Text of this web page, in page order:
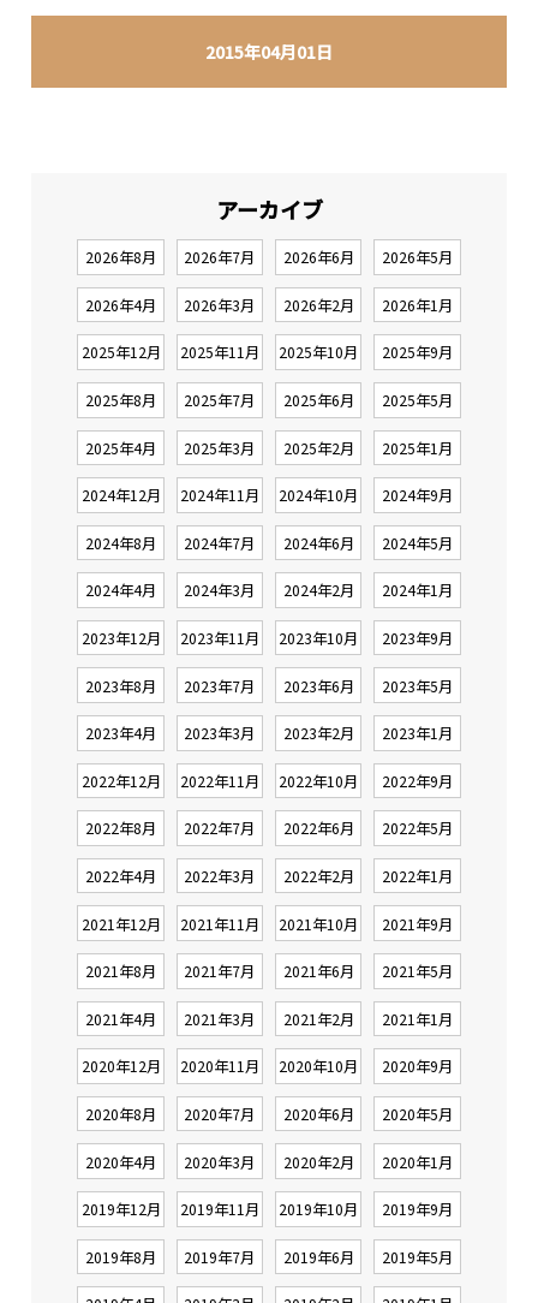
2015年04月01日
アーカイブ
2026年8月 2026年7月 2026年6月 2026年5月
2026年4月 2026年3月 2026年2月 2026年1月
2025年12月 2025年11月 2025年10月 2025年9月
2025年8月 2025年7月 2025年6月 2025年5月
2025年4月 2025年3月 2025年2月 2025年1月
2024年12月 2024年11月 2024年10月 2024年9月
2024年8月 2024年7月 2024年6月 2024年5月
2024年4月 2024年3月 2024年2月 2024年1月
2023年12月 2023年11月 2023年10月 2023年9月
2023年8月 2023年7月 2023年6月 2023年5月
2023年4月 2023年3月 2023年2月 2023年1月
2022年12月 2022年11月 2022年10月 2022年9月
2022年8月 2022年7月 2022年6月 2022年5月
2022年4月 2022年3月 2022年2月 2022年1月
2021年12月 2021年11月 2021年10月 2021年9月
2021年8月 2021年7月 2021年6月 2021年5月
2021年4月 2021年3月 2021年2月 2021年1月
2020年12月 2020年11月 2020年10月 2020年9月
2020年8月 2020年7月 2020年6月 2020年5月
2020年4月 2020年3月 2020年2月 2020年1月
2019年12月 2019年11月 2019年10月 2019年9月
2019年8月 2019年7月 2019年6月 2019年5月